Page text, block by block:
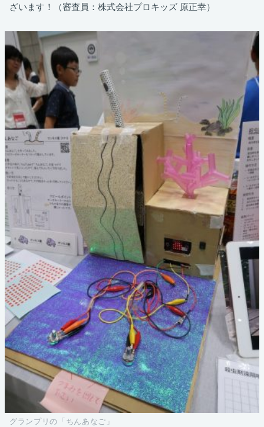
ざいます！（審査員：株式会社プロキッズ 原正幸）
グランプリの「ちんあなご」